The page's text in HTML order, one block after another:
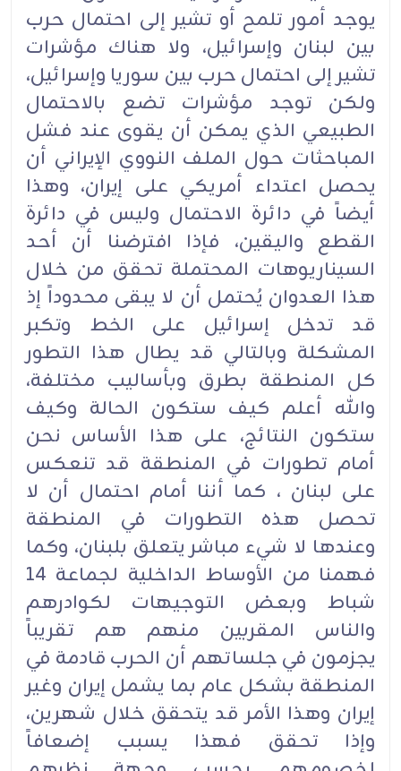
يوجد أمور تلمح أو تشير إلى احتمال حرب
بين لبنان وإسرائيل، ولا هناك مؤشرات
تشير إلى احتمال حرب بين سوريا وإسرائيل،
ولكن توجد مؤشرات تضع بالاحتمال
الطبيعي الذي يمكن أن يقوى عند فشل
المباحثات حول الملف النووي الإيراني أن
يحصل اعتداء أمريكي على إيران، وهذا
أيضاً في دائرة الاحتمال وليس في دائرة
القطع واليقين، فإذا افترضنا أن أحد
السيناريوهات المحتملة تحقق من خلال
هذا العدوان يُحتمل أن لا يبقى محدوداً إذ
قد تدخل إسرائيل على الخط وتكبر
المشكلة وبالتالي قد يطال هذا التطور
كل المنطقة بطرق وبأساليب مختلفة،
والله أعلم كيف ستكون الحالة وكيف
ستكون النتائج، على هذا الأساس نحن
أمام تطورات في المنطقة قد تنعكس
على لبنان ، كما أننا أمام احتمال أن لا
تحصل هذه التطورات في المنطقة
وعندها لا شيء مباشر يتعلق بلبنان، وكما
فهمنا من الأوساط الداخلية لجماعة 14
شباط وبعض التوجيهات لكوادرهم
والناس المقربين منهم هم تقريباً
يجزمون في جلساتهم أن الحرب قادمة في
المنطقة بشكل عام بما يشمل إيران وغير
إيران وهذا الأمر قد يتحقق خلال شهرين،
وإذا تحقق فهذا يسبب إضعافاً